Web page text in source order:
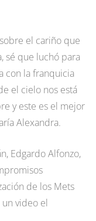
el cariño que
sé que luchó para
con la franquicia
el cielo nos está
y este es el mejor
Alexandra.
Edgardo Alfonzo,
de los Mets
un video el